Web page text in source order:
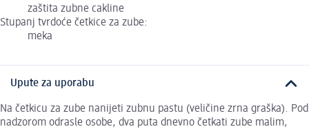
zaštita zubne cakline
Stupanj tvrdoće četkice za zube:
meka
Upute za uporabu
Na četkicu za zube nanijeti zubnu pastu (veličine zrna graška). Pod
nadzorom odrasle osobe, dva puta dnevno četkati zube malim,